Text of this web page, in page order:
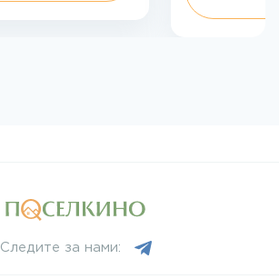
Следите за нами: